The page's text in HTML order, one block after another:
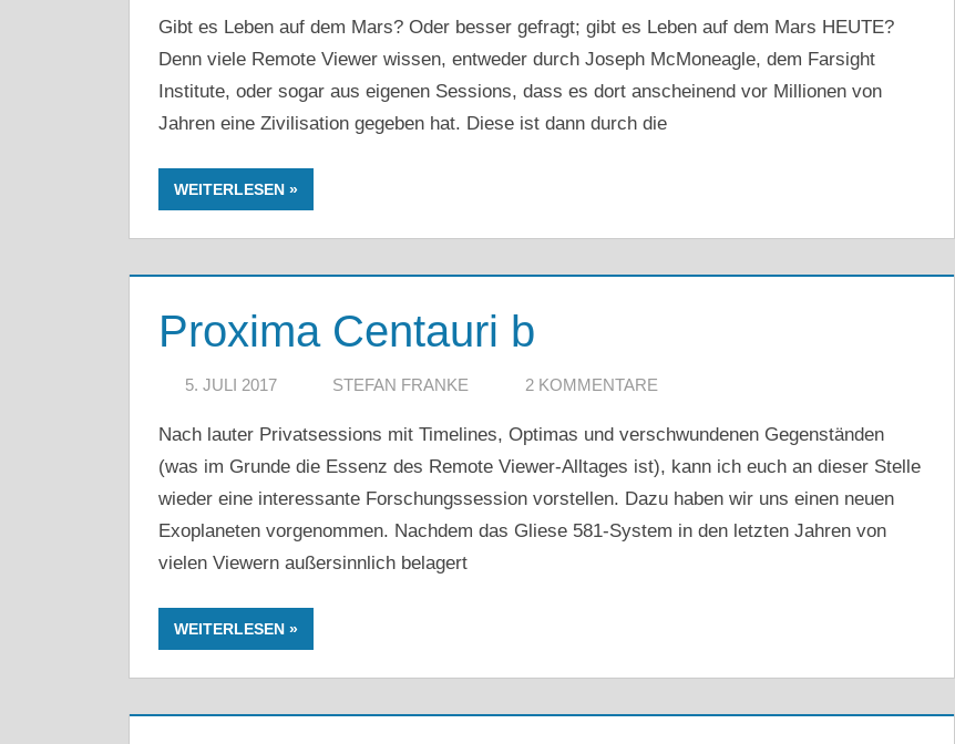
Gibt es Leben auf dem Mars? Oder besser gefragt; gibt es Leben auf dem Mars HEUTE?
Denn viele Remote Viewer wissen, entweder durch Joseph McMoneagle, dem Farsight
Institute, oder sogar aus eigenen Sessions, dass es dort anscheinend vor Millionen von
Jahren eine Zivilisation gegeben hat. Diese ist dann durch die
WEITERLESEN
Proxima Centauri b
5. JULI 2017 STEFAN FRANKE 2 KOMMENTARE
Nach lauter Privatsessions mit Timelines, Optimas und verschwundenen Gegenständen
(was im Grunde die Essenz des Remote Viewer-Alltages ist), kann ich euch an dieser Stelle
wieder eine interessante Forschungssession vorstellen. Dazu haben wir uns einen neuen
Exoplaneten vorgenommen. Nachdem das Gliese 581-System in den letzten Jahren von
vielen Viewern außersinnlich belagert
WEITERLESEN